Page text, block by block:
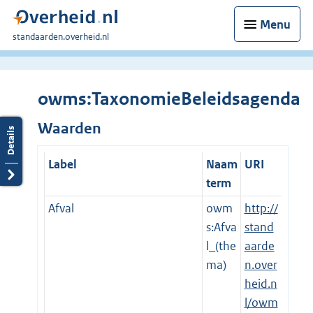
Menu
U
bent
standaarden.overheid.nl
owms:TaxonomieBeleidsagenda
Waarden
Label
Naam
term
URI
Afval
owm
s:Afva
l_(the
ma)
http://
stand
aarde
n.over
heid.n
l/owm